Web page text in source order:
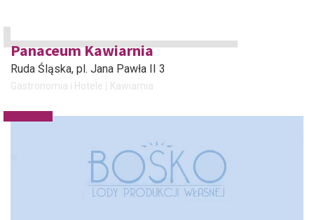
Panaceum Kawiarnia
Ruda Śląska, pl. Jana Pawła II 3
Gastronomia i Hotele Kawiarnia